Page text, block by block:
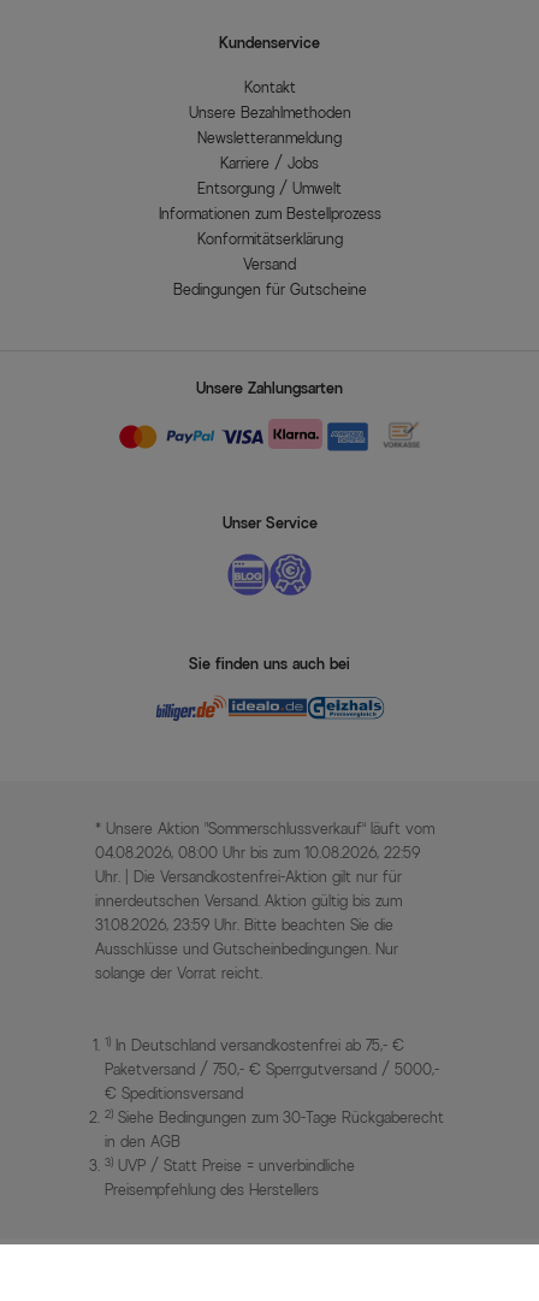
Kundenservice
Kontakt
Unsere Bezahlmethoden
Newsletteranmeldung
Karriere / Jobs
Entsorgung / Umwelt
Informationen zum Bestellprozess
Konformitätserklärung
Versand
Bedingungen für Gutscheine
Unsere Zahlungsarten
Unser Service
Sie finden uns auch bei
* Unsere Aktion „Sommerschlussverkauf“ läuft vom
04.08.2026, 08:00 Uhr bis zum 10.08.2026, 22:59
Uhr. | Die Versandkostenfrei-Aktion gilt nur für
innerdeutschen Versand. Aktion gültig bis zum
31.08.2026, 23:59 Uhr. Bitte beachten Sie die
Ausschlüsse und Gutscheinbedingungen. Nur
solange der Vorrat reicht.
1) In Deutschland versandkostenfrei ab 75,- €
Paketversand / 750,- € Sperrgutversand / 5000,-
€ Speditionsversand
2) Siehe Bedingungen zum 30-Tage Rückgaberecht
in den AGB
3) UVP / Statt Preise = unverbindliche
Preisempfehlung des Herstellers